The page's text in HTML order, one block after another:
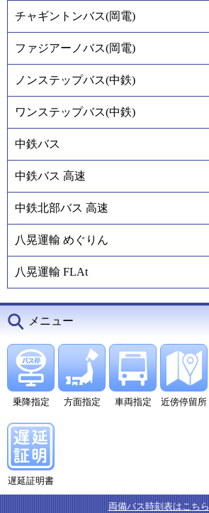
チャギントンバス(岡電)
ファジアーノバス(岡電)
ノンステップバス(中鉄)
ワンステップバス(中鉄)
中鉄バス
中鉄バス 高速
中鉄北部バス 高速
八晃運輸 めぐりん
八晃運輸 FLAt
メニュー
乗降指定 方面指定 車両指定 近傍停留所
遅延証明書
両備バス時刻表はこちら